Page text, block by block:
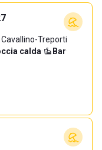
Treporti
calda· Bar·